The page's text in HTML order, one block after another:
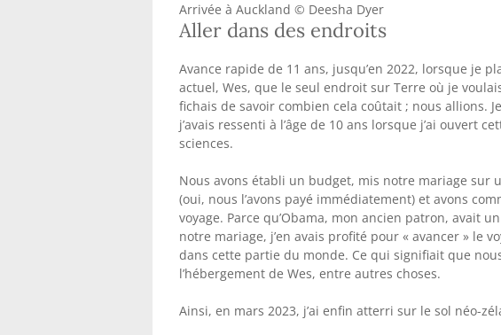
Arrivée à Auckland © Deesha Dyer
Aller dans des endroits
Avance rapide de 11 ans, jusqu’en 2022, lorsque je
actuel, Wes, que le seul endroit sur Terre où je
fichais de savoir combien cela coûtait ; nous allions.
j’avais ressenti à l’âge de 10 ans lorsque j’ai ouvert
sciences.
Nous avons établi un budget, mis notre mariage sur
(oui, nous l’avons payé immédiatement) et avons
voyage. Parce qu’Obama, mon ancien patron, avait
notre mariage, j’en avais profité pour « avancer » le
dans cette partie du monde. Ce qui signifiait que
l’hébergement de Wes, entre autres choses.
Ainsi, en mars 2023, j’ai enfin atterri sur le sol néo-